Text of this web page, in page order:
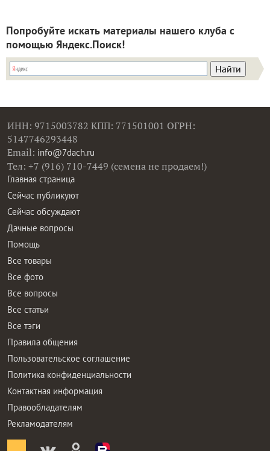
Попробуйте искать материалы нашего клуба с
помощью Яндекс.Поиск!
ИНН: 9715003782 КПП: 771501001 ОГРН:
5147746293448
Email: info@7dach.ru
Тел: +7 (916) 710-7449 (семена не продаем!)
Главная страница
Сейчас публикуют
Сейчас обсуждают
Дачные вопросы
Помощь
Все товары
Все фото
Все вопросы
Все статьи
Все тэги
Правила общения
Пользовательское соглашение
Политика конфиденциальности
Контактная информация
Правообладателям
Рекламодателям